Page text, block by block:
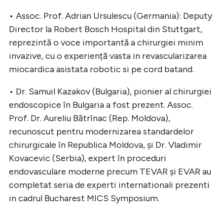
• Assoc. Prof. Adrian Ursulescu (Germania): Deputy
Director la Robert Bosch Hospital din Stuttgart,
reprezintă o voce importantă a chirurgiei minim
invazive, cu o experiență vasta in revascularizarea
miocardica asistata robotic si pe cord batand.
• Dr. Samuil Kazakov (Bulgaria), pionier al chirurgiei
endoscopice în Bulgaria a fost prezent. Assoc.
Prof. Dr. Aureliu Bătrînac (Rep. Moldova),
recunoscut pentru modernizarea standardelor
chirurgicale în Republica Moldova, și Dr. Vladimir
Kovacevic (Serbia), expert în proceduri
endovasculare moderne precum TEVAR și EVAR au
completat seria de experti internationali prezenti
in cadrul Bucharest MICS Symposium.